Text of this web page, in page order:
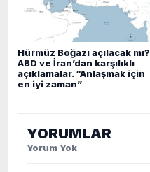
Hürmüz Boğazı açılacak mı?
ABD ve İran’dan karşılıklı
açıklamalar. “Anlaşmak için
en iyi zaman”
YORUMLAR
Yorum Yok